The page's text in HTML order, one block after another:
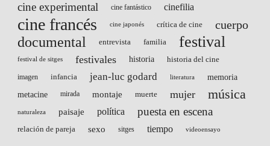
cine experimental cine fantástico cinefilia
cine francés cine japonés crítica de cine cuerpo
documental entrevista familia festival
festival de sitges festivales historia historia del cine
imagen infancia jean-luc godard literatura
memoria
metacine
mirada montaje muerte mujer música
naturaleza paisaje política puesta en escena
relación de pareja sexo sitges tiempo videoensayo